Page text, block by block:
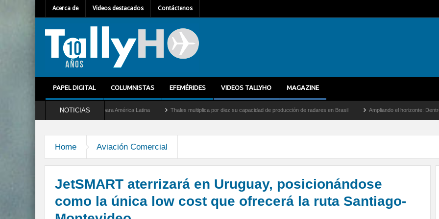
Acerca de Videos destacados Contáctenos
PAPEL DIGITAL COLUMNISTAS EFEMÉRIDES VIDEOS TALLYHO MAGAZINE
NOTICIAS
Director General para América Latina Thales multiplica por diez su capacidad de producción de radares en Brasil Ampliando el horizonte: Dentro del vuelo de
Home Aviación Comercial
JetSMART aterrizará en Uruguay, posicionándose
como la única low cost que ofrecerá la ruta Santiago-